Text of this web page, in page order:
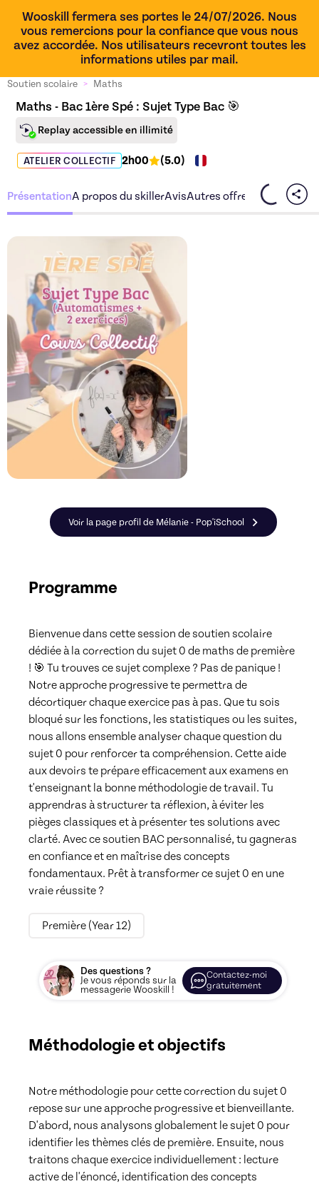
Wooskill fermera ses portes le 24/07/2026. Nous
vous remercions pour la confiance que vous nous
avez accordée. Nos utilisateurs recevront toutes les
informations utiles par mail.
Soutien scolaire > Maths
Maths - Bac 1ère Spé : Sujet Type Bac 🎯
Replay accessible en illimité
ATELIER COLLECTIF 2h00 (5.0)
PrésentationA propos du skillerAvisAutres offres du skiller
Voir la page profil de Mélanie - Pop'iSchool
Programme
Bienvenue dans cette session de soutien scolaire
dédiée à la correction du sujet 0 de maths de première
! 🎯 Tu trouves ce sujet complexe ? Pas de panique !
Notre approche progressive te permettra de
décortiquer chaque exercice pas à pas. Que tu sois
bloqué sur les fonctions, les statistiques ou les suites,
nous allons ensemble analyser chaque question du
sujet 0 pour renforcer ta compréhension. Cette aide
aux devoirs te prépare efficacement aux examens en
t'enseignant la bonne méthodologie de travail. Tu
apprendras à structurer ta réflexion, à éviter les
pièges classiques et à présenter tes solutions avec
clarté. Avec ce soutien BAC personnalisé, tu gagneras
en confiance et en maîtrise des concepts
fondamentaux. Prêt à transformer ce sujet 0 en une
vraie réussite ?
Première (Year 12)
Des questions ?
Je vous réponds sur la
messagerie Wooskill !
Contactez-moi
gratuitement
Méthodologie et objectifs
Notre méthodologie pour cette correction du sujet 0
repose sur une approche progressive et bienveillante.
D'abord, nous analysons globalement le sujet 0 pour
identifier les thèmes clés de première. Ensuite, nous
traitons chaque exercice individuellement : lecture
active de l'énoncé, identification des concepts